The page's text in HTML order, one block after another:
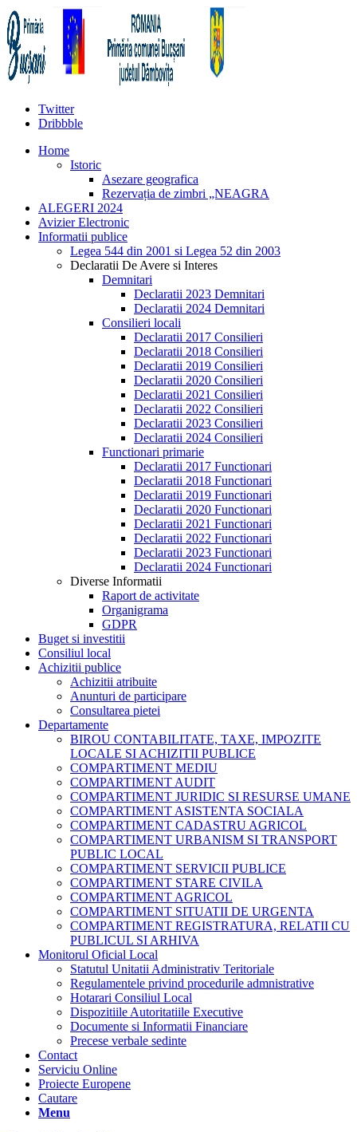
Twitter
Dribbble
Home
Istoric
Asezare geografica
Rezervația de zimbri „NEAGRA
ALEGERI 2024
Avizier Electronic
Informatii publice
Legea 544 din 2001 si Legea 52 din 2003
Declaratii De Avere si Interes
Demnitari
Declaratii 2023 Demnitari
Declaratii 2024 Demnitari
Consilieri locali
Declaratii 2017 Consilieri
Declaratii 2018 Consilieri
Declaratii 2019 Consilieri
Declaratii 2020 Consilieri
Declaratii 2021 Consilieri
Declaratii 2022 Consilieri
Declaratii 2023 Consilieri
Declaratii 2024 Consilieri
Functionari primarie
Declaratii 2017 Functionari
Declaratii 2018 Functionari
Declaratii 2019 Functionari
Declaratii 2020 Functionari
Declaratii 2021 Functionari
Declaratii 2022 Functionari
Declaratii 2023 Functionari
Declaratii 2024 Functionari
Diverse Informatii
Raport de activitate
Organigrama
GDPR
Buget si investitii
Consiliul local
Achizitii publice
Achizitii atribuite
Anunturi de participare
Consultarea pietei
Departamente
BIROU CONTABILITATE, TAXE, IMPOZITE
LOCALE SI ACHIZITII PUBLICE
COMPARTIMENT MEDIU
COMPARTIMENT AUDIT
COMPARTIMENT JURIDIC SI RESURSE UMANE
COMPARTIMENT ASISTENTA SOCIALA
COMPARTIMENT CADASTRU AGRICOL
COMPARTIMENT URBANISM SI TRANSPORT
PUBLIC LOCAL
COMPARTIMENT SERVICII PUBLICE
COMPARTIMENT STARE CIVILA
COMPARTIMENT AGRICOL
COMPARTIMENT SITUATII DE URGENTA
COMPARTIMENT REGISTRATURA, RELATII CU
PUBLICUL SI ARHIVA
Monitorul Oficial Local
Statutul Unitatii Administrativ Teritoriale
Regulamentele privind procedurile admnistrative
Hotarari Consiliul Local
Dispozitiile Autoritatiile Executive
Documente si Informatii Financiare
Precese verbale sedinte
Contact
Serviciu Online
Proiecte Europene
Cautare
Menu